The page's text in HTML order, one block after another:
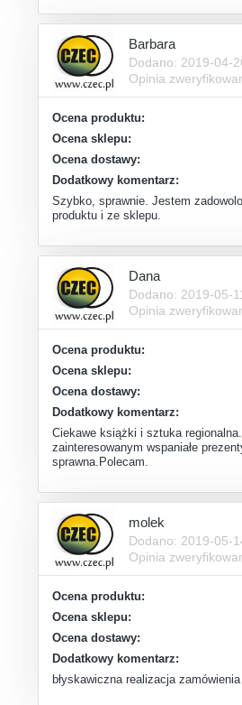
Barbara
Dodano: 2019-04-
Opinia
Ocena produktu:
Ocena sklepu:
Ocena dostawy:
Dodatkowy komentarz:
Szybko, sprawnie. Jestem
produktu i ze sklepu.
Dana
Dodano: 2019-05-
Opinia
Ocena produktu:
Ocena sklepu:
Ocena dostawy:
Dodatkowy komentarz:
Ciekawe książki i sztuka
zainteresowanym wspaniałe
sprawna.Polecam.
molek
Dodano: 2019-05-
Opinia
Ocena produktu:
Ocena sklepu:
Ocena dostawy:
Dodatkowy komentarz:
błyskawiczna realizacja zamówienia